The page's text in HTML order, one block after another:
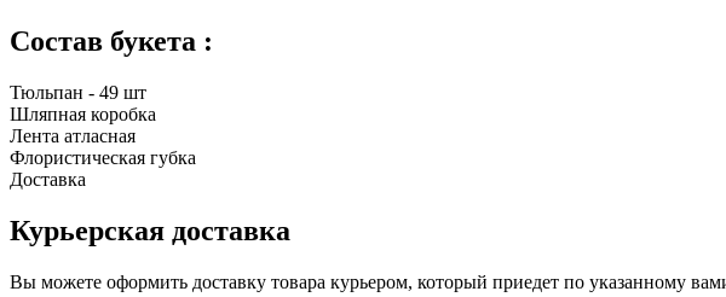
Состав букета :
Тюльпан - 49 шт
Шляпная коробка
Лента атласная
Флористическая губка
Доставка
Курьерская доставка
Вы можете оформить доставку товара курьером, который приедет по указанному